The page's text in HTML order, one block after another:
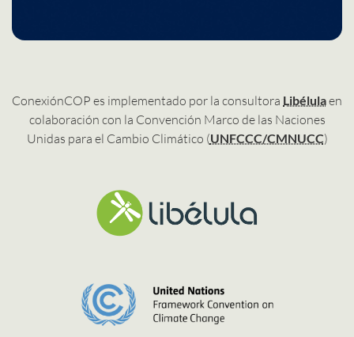
ConexiónCOP es implementado por la consultora Libélulaen
colaboración con la Convención Marco de las Naciones
Unidas para el Cambio Climático (UNFCCC/CMNUCC)